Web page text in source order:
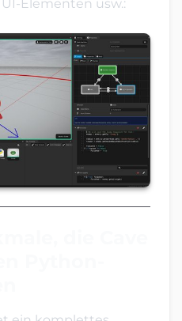
Elementen usw.: